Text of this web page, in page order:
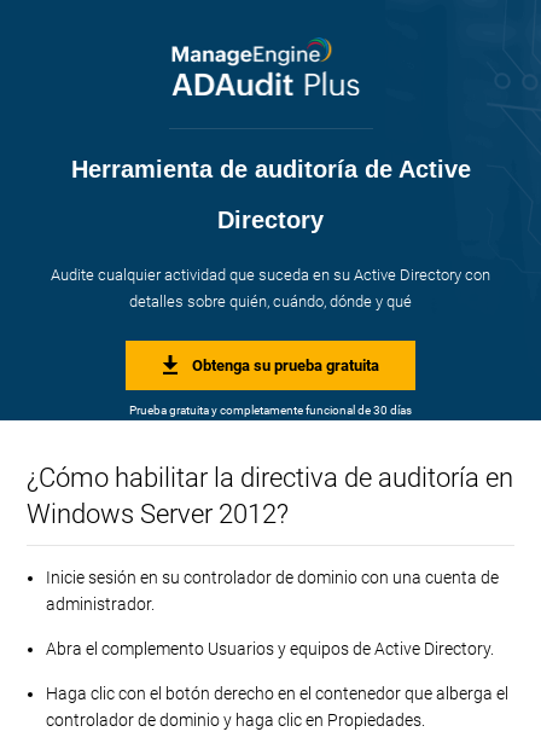
Herramienta de auditoría de Active
Directory
Audite cualquier actividad que suceda en su Active Directory con
detalles sobre quién, cuándo, dónde y qué
Obtenga su prueba gratuita
Prueba gratuita y completamente funcional de 30 días
who,
when, where and what
Account Management»Páginas How-To de Active Directory
¿Cómo habilitar la directiva de auditoría en
Windows Server 2012?
Inicie sesión en su controlador de dominio con una cuenta de
administrador.
Abra el complemento Usuarios y equipos de Active Directory.
Haga clic con el botón derecho en el contenedor que alberga el
controlador de dominio y haga clic en Propiedades.